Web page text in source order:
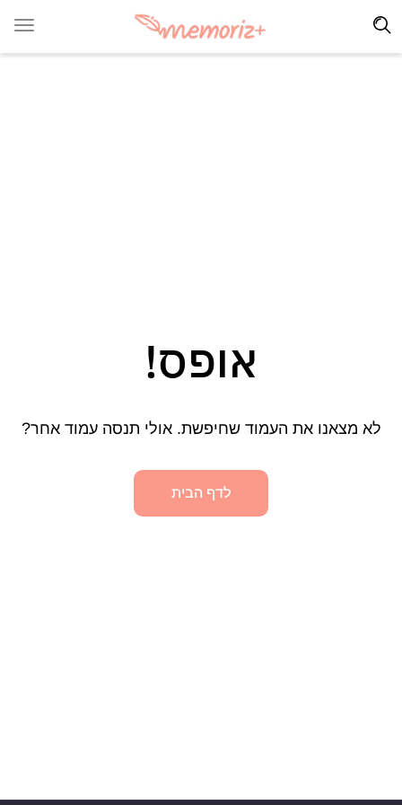
אופס!
לא מצאנו את העמוד שחיפשת. אולי תנסה עמוד אחר?
לדף הבית